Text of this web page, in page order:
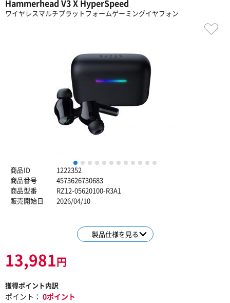
Hammerhead V3 X HyperSpeed
ワイヤレスマルチプラットフォームゲーミングイヤフォン
1 2 3 4 5 6 7 8 9 10 11
商品ID
1222352
商品番号
4573626730683
商品型番
RZ12-05620100-R3A1
販売開始日
2026/04/10
製品仕様を見る
13,981円
獲得ポイント内訳
ポイント： 0ポイント